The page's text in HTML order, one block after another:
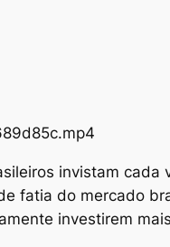
invistam cada
fatia do mercado
investirem